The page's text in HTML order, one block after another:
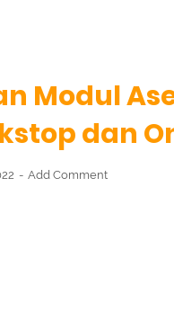
Modul
dan
Add Comment